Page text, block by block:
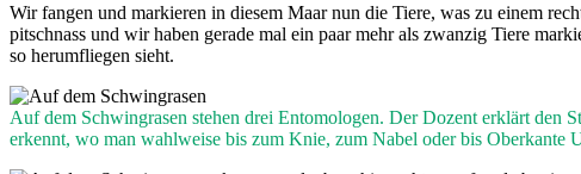
Wir fangen und markieren in diesem Maar nun die Tiere, was zu einem
pitschnass und wir haben gerade mal ein paar mehr als zwanzig Tiere
so herumfliegen sieht.
Auf dem Schwingrasen stehen drei Entomologen. Der Dozent erklärt den
erkennt, wo man wahlweise bis zum Knie, zum Nabel oder bis Oberkante